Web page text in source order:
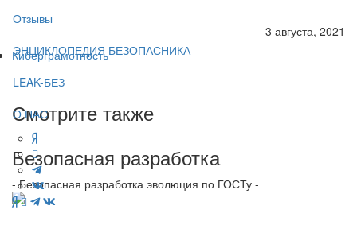
Отзывы
ЭНЦИКЛОПЕДИЯ БЕЗОПАСНИКА
LEAK-БЕЗ
О НАС
3 августа, 2021
Киберграмотность
Смотрите также
Безопасная разработка
- Безопасная разработка эволюция по ГОСТу -